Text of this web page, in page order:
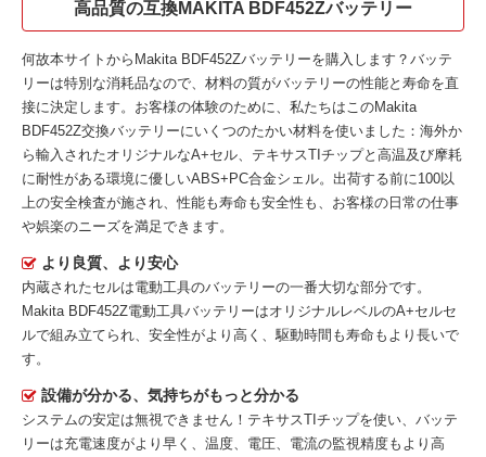
高品質の互換MAKITA BDF452Zバッテリー
何故本サイトから Makita BDF452Zバッテリーを購入します？バッテ
リーは特別な消耗品なので、材料の質がバッテリーの性能と寿命を直
接に決定します。お客様の体験のために、私たちはこのMakita
BDF452Z交換バッテリーにいくつのたかい材料を使いました：海外か
ら輸入されたオリジナルなA+セル、テキサスTIチップと高温及び摩耗
に耐性がある環境に優しいABS+PC合金シェル。出荷する前に100以
上の安全検査が施され、性能も寿命も安全性も、お客様の日常の仕事
や娯楽のニーズを満足できます。
より良質、より安心
内蔵されたセルは電動工具のバッテリーの一番大切な部分です。
Makita BDF452Z電動工具バッテリーはオリジナルレベルのA+セルセ
ルで組み立てられ、安全性がより高く、駆動時間も寿命もより長いで
す。
設備が分かる、気持ちがもっと分かる
システムの安定は無視できません！テキサスTIチップを使い、バッテ
リーは充電速度がより早く、温度、電圧、電流の監視精度もより高